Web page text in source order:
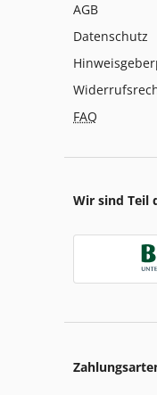
AGB
Datenschutz
FAQ
Wir sind Teil